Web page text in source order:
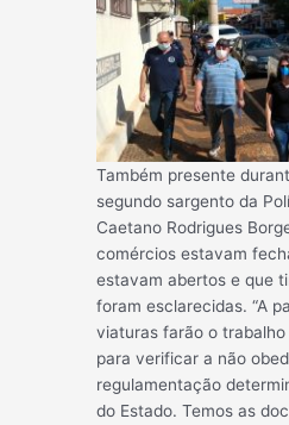
Também presente
segundo sargento da
Caetano Rodrigues
comércios estavam
estavam abertos e que
foram esclarecidas. “A
viaturas farão o
para verificar a não
regulamentação
do Estado. Temos as